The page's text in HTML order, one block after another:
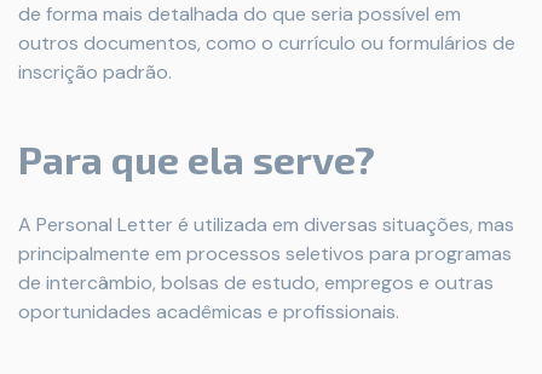
de forma mais detalhada do que seria possível em
outros documentos, como o currículo ou formulários de
inscrição padrão.
Para que ela serve?
A Personal Letter é utilizada em diversas situações, mas
principalmente em processos seletivos para programas
de intercâmbio, bolsas de estudo, empregos e outras
oportunidades acadêmicas e profissionais.